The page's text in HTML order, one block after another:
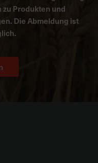
Produkten und
Die Abmeldung ist